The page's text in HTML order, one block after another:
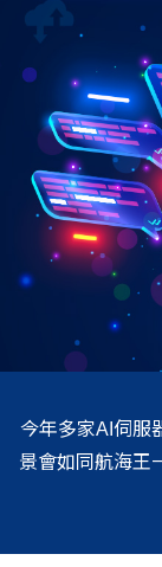
今年多家AI伺服
景會如同航海王